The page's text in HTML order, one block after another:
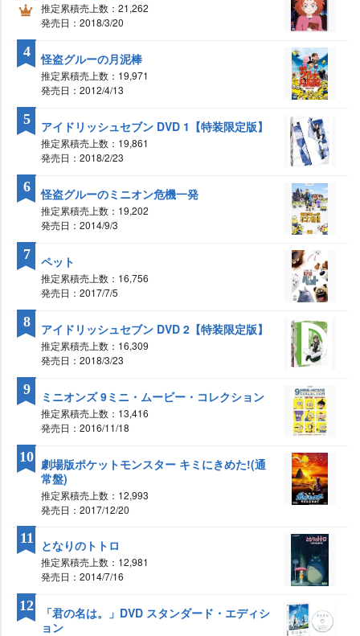
推定累積売上数：21,262
発売日：2018/3/20
怪盗グルーの月泥棒
推定累積売上数：19,971
発売日：2012/4/13
4
アイドリッシュセブン DVD 1【特装限定版】
推定累積売上数：19,861
発売日：2018/2/23
5
怪盗グルーのミニオン危機一発
推定累積売上数：19,202
発売日：2014/9/3
6
ペット
推定累積売上数：16,756
発売日：2017/7/5
7
アイドリッシュセブン DVD 2【特装限定版】
推定累積売上数：16,309
発売日：2018/3/23
8
ミニオンズ 9ミニ・ムービー・コレクション
推定累積売上数：13,416
発売日：2016/11/18
9
劇場版ポケットモンスター キミにきめた!(通
常盤)
推定累積売上数：12,993
発売日：2017/12/20
10
となりのトトロ
推定累積売上数：12,981
発売日：2014/7/16
11
「君の名は。」DVD スタンダード・エディシ
ョン
12